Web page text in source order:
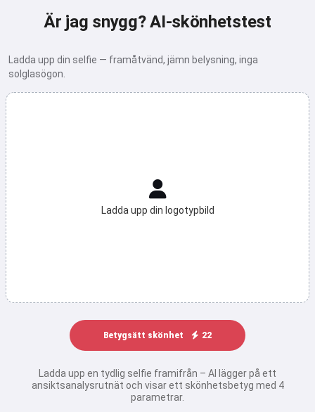
Är jag snygg? AI-skönhetstest
Ladda upp din selfie — framåtvänd, jämn belysning, inga
solglasögon.
Ladda upp din logotypbild
Betygsätt skönhet 22
Ladda upp en tydlig selfie framifrån – AI lägger på ett
ansiktsanalysrutnät och visar ett skönhetsbetyg med 4
parametrar.